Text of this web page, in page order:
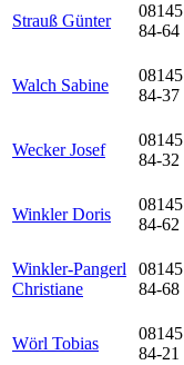
Strauß Günter
08145
84-64
Walch Sabine
08145
84-37
Wecker Josef
08145
84-32
Winkler Doris
08145
84-62
Winkler-Pangerl
Christiane
08145
84-68
Wörl Tobias
08145
84-21